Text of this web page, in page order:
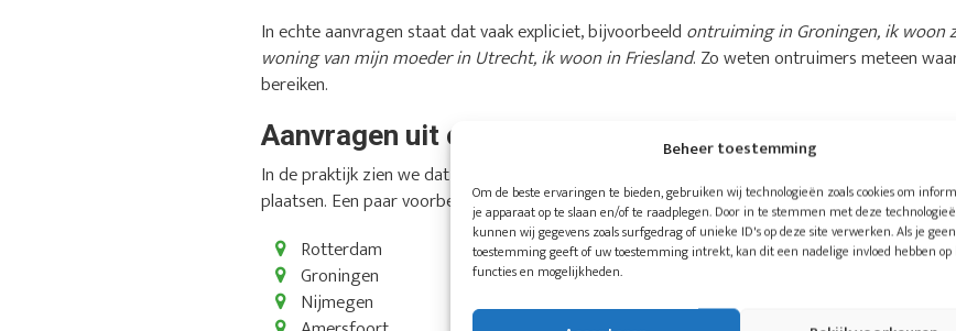
Beheer toestemming
Om de beste ervaringen te bieden, gebruiken wij technologieën zoals cookies om
je apparaat op te slaan en/of te raadplegen. Door in te stemmen met deze
kunnen wij gegevens zoals surfgedrag of unieke ID's op deze site verwerken. Als je geen
toestemming geeft of uw toestemming intrekt, kan dit een nadelige invloed hebben op
functies en mogelijkheden.
In echte aanvragen staat dat vaak expliciet, bijvoorbeeld ontruiming in Groningen, ik woon
woning van mijn moeder in Utrecht, ik woon in Friesland. Zo weten ontruimers meteen
bereiken.
Aanvragen uit onder andere deze plaatsen
In de praktijk zien we dat veel aanvragen uit Amsterdam, Rotterdam en Den Haag komen,
plaatsen. Een paar voorbeelden uit het hele land:
Rotterdam
Groningen
Nijmegen